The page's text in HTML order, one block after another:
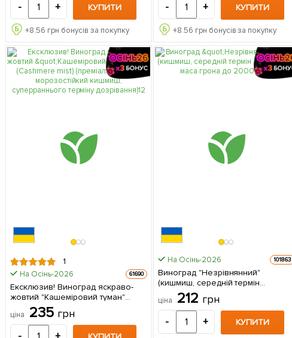
- + КУПИТИ
+8.56 грн бонусів за покупку
- + КУПИТИ
+8.56 грн бонусів за покупку
1
На Осінь-2026 61690
Ексклюзив! Виноград яскраво-
жовтий "Кашеміровий туман"
(Cashmere mist) (преміальний
сорт, морозостійкий кишмиш,
суперраннього терміну
ціна 235 грн
На Осінь-2026 101863
Виноград "Незрівнянний"
(кишмиш, середній термін
дозрівання, маса грона до 2000
гр) 1 саджанець в упаковці
ціна 212 грн
- + КУПИТИ